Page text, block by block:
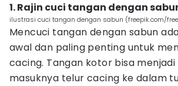
1. Rajin cuci tangan dengan
ilustrasi cuci tangan dengan sabun (freepik.com/
Mencuci tangan dengan sabun
awal dan paling penting untuk
cacing. Tangan kotor bisa
masuknya telur cacing ke dalam